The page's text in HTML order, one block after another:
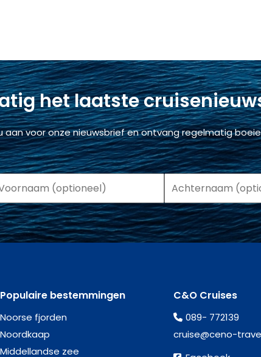
het laatste
aan voor onze nieuwsbrief en ontvang regelmatig
Populaire bestemmingen
Noorse fjorden
Noordkaap
Middellandse zee
C&O Cruises
089- 772139
cruise@ceno-